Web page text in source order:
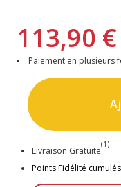
113,90 €
Paiement en plusieurs
Livraison Gratuite
(1)
Points Fidélité cumulés